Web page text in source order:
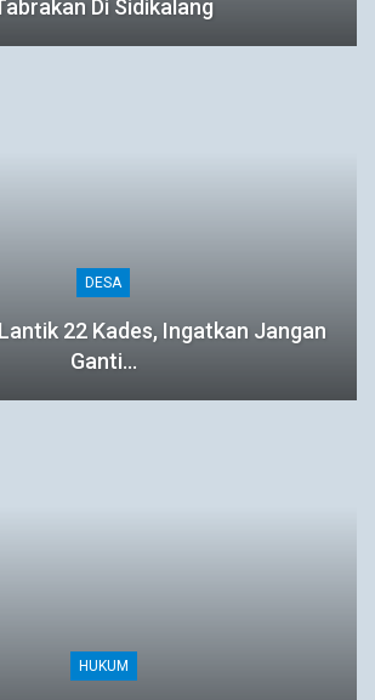
Di Sidikalang
DESA
22 Kades, Ingatkan Jangan
Ganti…
HUKUM